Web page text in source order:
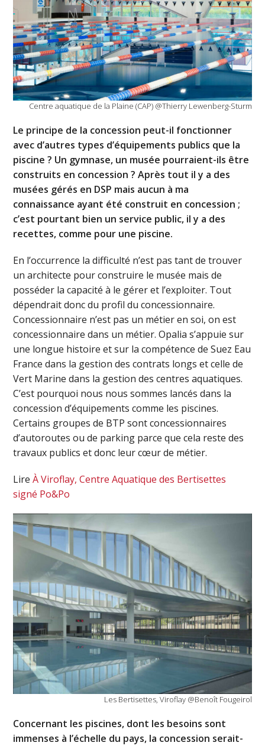
Centre aquatique de la Plaine (CAP) @Thierry Lewenberg-Sturm
Le principe de la concession peut-il fonctionner
avec d’autres types d’équipements publics que la
piscine ? Un gymnase, un musée pourraient-ils être
construits en concession ? Après tout il y a des
musées gérés en DSP mais aucun à ma
connaissance ayant été construit en concession ;
c’est pourtant bien un service public, il y a des
recettes, comme pour une piscine.
En l’occurrence la difficulté n’est pas tant de trouver
un architecte pour construire le musée mais de
posséder la capacité à le gérer et l’exploiter. Tout
dépendrait donc du profil du concessionnaire.
Concessionnaire n’est pas un métier en soi, on est
concessionnaire dans un métier. Opalia s’appuie sur
une longue histoire et sur la compétence de Suez Eau
France dans la gestion des contrats longs et celle de
Vert Marine dans la gestion des centres aquatiques.
C’est pourquoi nous nous sommes lancés dans la
concession d’équipements comme les piscines.
Certains groupes de BTP sont concessionnaires
d’autoroutes ou de parking parce que cela reste des
travaux publics et donc leur cœur de métier.
LireÀ Viroflay, Centre Aquatique des Bertisettes
signé Po&Po
Les Bertisettes, Viroflay @Benoît Fougeirol
Concernant les piscines, dont les besoins sont
immenses à l’échelle du pays, la concession serait-